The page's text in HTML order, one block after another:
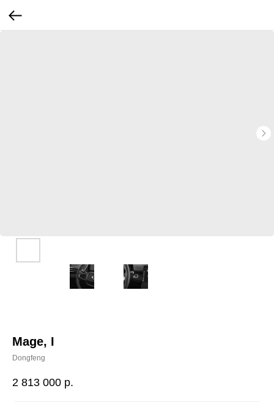
Mage, I
Dongfeng
2 813 000 р.